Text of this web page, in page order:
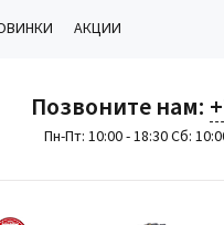
АКЦИИ
Позвоните нам:
Пн-Пт: 10:00 - 18:30 Сб: